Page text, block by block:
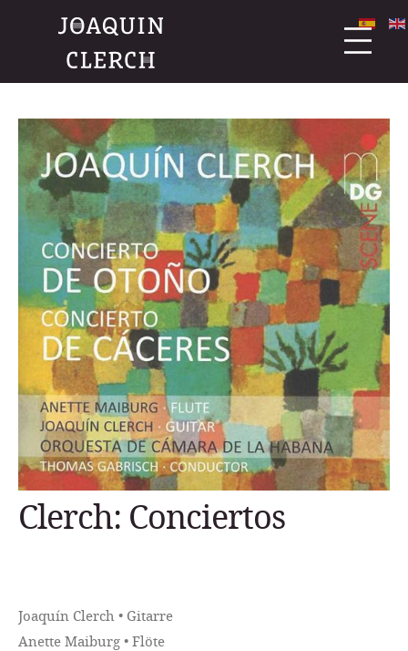
Clerch: Conciertos
Joaquín Clerch • Gitarre
Anette Maiburg • Flöte